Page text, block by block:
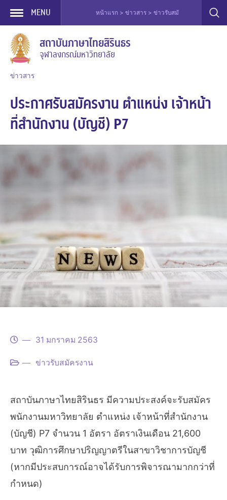
Skip
content
MENU หน้าแรก > ข่าวสาร > ข่าวรับสมัครงาน > ประกาศ
สถาบันภาษาไทยสิรินธร
จุฬาลงกรณ์มหาวิทยาลัย
ข่าวสาร
ประกาศรับสมัครงาน ตําแหน่ง เจ้าหน้า
ที่สํานักงาน (บัญชี) P7
31 มกราคม 2563
ข่าวรับสมัครงาน
สถาบันภาษาไทยสิรินธร มีความประสงค์จะรับสมัคร
พนักงานมหาวิทยาลัย ตําแหน่ง เจ้าหน้าที่สํานักงาน
(บัญชี) P7 จํานวน 1 อัตรา อัตราเงินเดือน 21,600
บาท วุฒิการศึกษาปริญญาตรีในสาขาวิชาการบัญชี
(หากมีประสบการณ์อาจได้รับการพิจารณามากกว่าที่
กําหนด)